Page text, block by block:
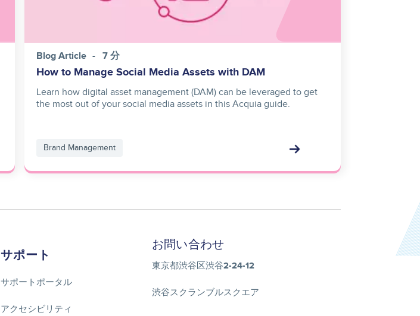
Blog Article 7 分
How to Manage Social Media Assets with DAM
Learn how digital asset management (DAM) can be leveraged to get
the most out of your social media assets in this Acquia guide.
Brand Management
サポート
サポートポータル
アクセシビリティ
お問い合わせ
東京都渋谷区渋谷2-24-12
渋谷スクランブルスクエア